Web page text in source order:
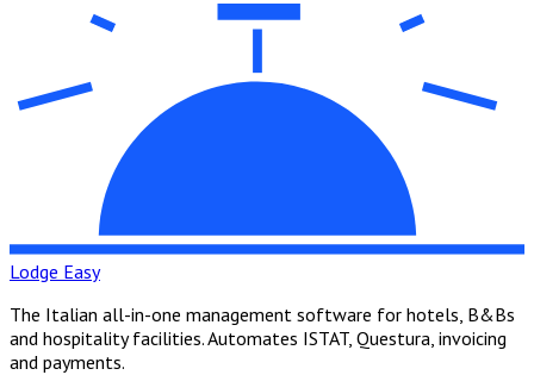
Lodge Easy
The Italian all-in-one management software for hotels, B&Bs
and hospitality facilities. Automates ISTAT, Questura, invoicing
and payments.